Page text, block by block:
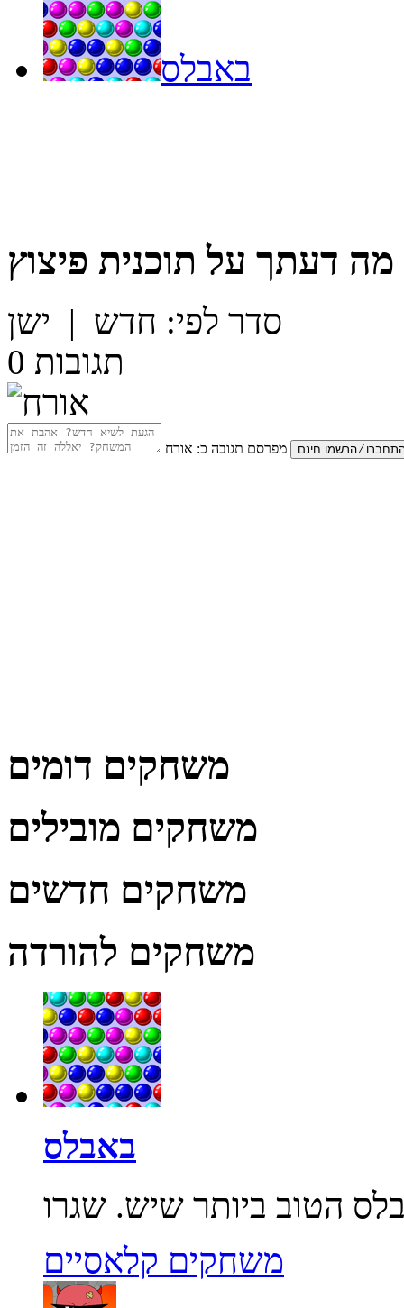
באבלס
מה דעתך על תוכנית פיצוץ
סדר לפי: חדש | ישן
0 תגובות
מפרסם תגובה כ: אורח
משחקים דומים
משחקים מובילים
משחקים חדשים
משחקים להורדה
באבלס
משחקים קלאסיים